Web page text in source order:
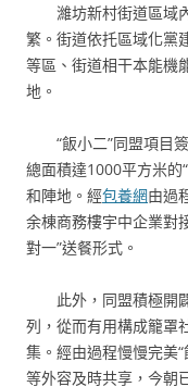
濰坊新村街道區域
繁。街道依托區域化黨
等區、街道相干本能機
地。
“飯小二”同盟項目
總面積達1000平方米的
和陣地。經包養網由過
余棟商務樓宇中企業對
對一”送餐形式。
此外，同盟積極開
列，從而有用構成籠罩
集。經由過程慢慢完美
等外容及時共享，今朝